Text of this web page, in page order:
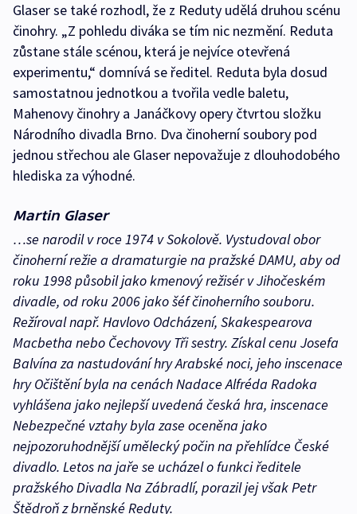
Glaser se také rozhodl, že z Reduty udělá druhou scénu
činohry. „Z pohledu diváka se tím nic nezmění. Reduta
zůstane stále scénou, která je nejvíce otevřená
experimentu,“ domnívá se ředitel. Reduta byla dosud
samostatnou jednotkou a tvořila vedle baletu,
Mahenovy činohry a Janáčkovy opery čtvrtou složku
Národního divadla Brno. Dva činoherní soubory pod
jednou střechou ale Glaser nepovažuje z dlouhodobého
hlediska za výhodné.
Martin Glaser
…se narodil v roce 1974 v Sokolově. Vystudoval obor
činoherní režie a dramaturgie na pražské DAMU, aby od
roku 1998 působil jako kmenový režisér v Jihočeském
divadle, od roku 2006 jako šéf činoherního souboru.
Režíroval např. Havlovo Odcházení, Skakespearova
Macbetha nebo Čechovovy Tři sestry. Získal cenu Josefa
Balvína za nastudování hry Arabské noci, jeho inscenace
hry Očištění byla na cenách Nadace Alfréda Radoka
vyhlášena jako nejlepší uvedená česká hra, inscenace
Nebezpečné vztahy byla zase oceněna jako
nejpozoruhodnější umělecký počin na přehlídce České
divadlo. Letos na jaře se ucházel o funkci ředitele
pražského Divadla Na Zábradlí, porazil jej však Petr
Štědroň z brněnské Reduty.